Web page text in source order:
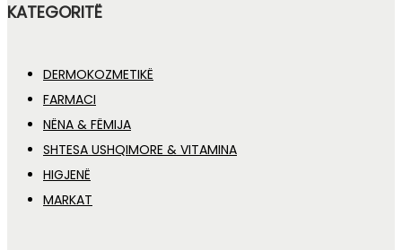
KATEGORITË
DERMOKOZMETIKË
FARMACI
NËNA & FËMIJA
SHTESA USHQIMORE & VITAMINA
HIGJENË
MARKAT